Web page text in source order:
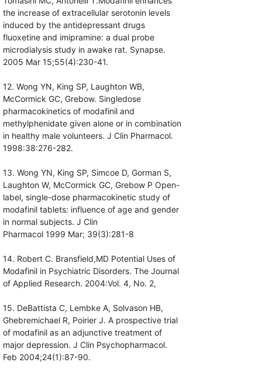
the increase of extracellular serotonin levels
induced by the antidepressant drugs
fluoxetine and imipramine: a dual probe
microdialysis study in awake rat. Synapse.
2005 Mar 15;55(4):230-41.
12. Wong YN, King SP, Laughton WB,
McCormick GC, Grebow. Singledose
pharmacokinetics of modafinil and
methylphenidate given alone or in combination
in healthy male volunteers. J Clin Pharmacol.
1998:38:276-282.
13. Wong YN, King SP, Simcoe D, Gorman S,
Laughton W, McCormick GC, Grebow P Open-
label, single-dose pharmacokinetic study of
modafinil tablets: influence of age and gender
in normal subjects. J Clin
Pharmacol 1999 Mar; 39(3):281-8
14. Robert C. Bransfield,MD Potential Uses of
Modafinil in Psychiatric Disorders. The Journal
of Applied Research. 2004:Vol. 4, No. 2,
15. DeBattista C, Lembke A, Solvason HB,
Ghebremichael R, Poirier J. A prospective trial
of modafinil as an adjunctive treatment of
major depression. J Clin Psychopharmacol.
Feb 2004;24(1):87-90.